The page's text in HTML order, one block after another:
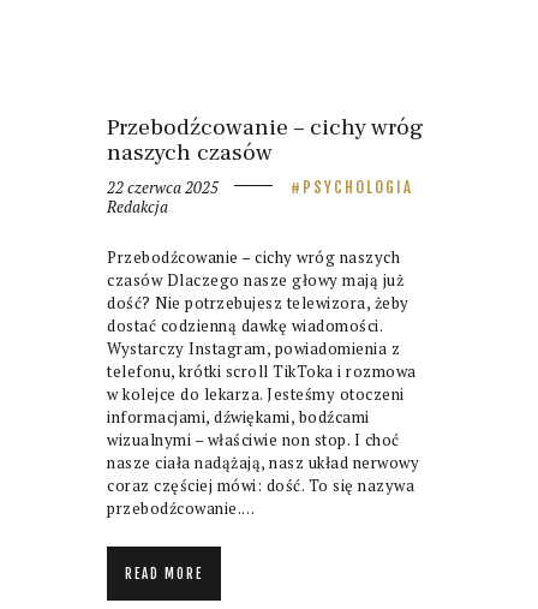
Przebodźcowanie – cichy wróg
naszych czasów
22 czerwca 2025 PSYCHOLOGIA
Redakcja
Przebodźcowanie – cichy wróg naszych
czasów Dlaczego nasze głowy mają już
dość? Nie potrzebujesz telewizora, żeby
dostać codzienną dawkę wiadomości.
Wystarczy Instagram, powiadomienia z
telefonu, krótki scroll TikToka i rozmowa
w kolejce do lekarza. Jesteśmy otoczeni
informacjami, dźwiękami, bodźcami
wizualnymi – właściwie non stop. I choć
nasze ciała nadążają, nasz układ nerwowy
coraz częściej mówi: dość. To się nazywa
przebodźcowanie.…
READ MORE